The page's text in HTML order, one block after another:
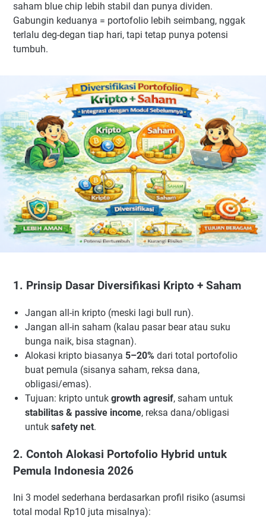
saham blue chip lebih stabil dan punya dividen.
Gabungin keduanya = portofolio lebih seimbang, nggak
terlalu deg-degan tiap hari, tapi tetap punya potensi
tumbuh.
1. Prinsip Dasar Diversifikasi Kripto + Saham
Jangan all-in kripto (meski lagi bull run).
Jangan all-in saham (kalau pasar bear atau suku
bunga naik, bisa stagnan).
Alokasi kripto biasanya 5–20% dari total portofolio
buat pemula (sisanya saham, reksa dana,
obligasi/emas).
Tujuan: kripto untuk growth agresif, saham untuk
stabilitas & passive income, reksa dana/obligasi
untuk safety net.
2. Contoh Alokasi Portofolio Hybrid untuk
Pemula Indonesia 2026
Ini 3 model sederhana berdasarkan profil risiko (asumsi
total modal Rp10 juta misalnya):